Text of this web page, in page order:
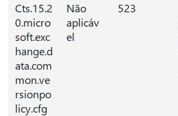
Cts.15.2
0.micro
soft.exc
hange.d
ata.com
mon.ve
rsionpo
licy.cfg
Não
aplicáv
el
523